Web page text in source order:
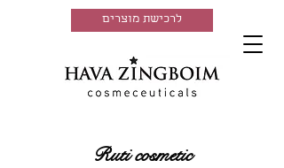
לרכישת מוצרים
Ruti cosmetic